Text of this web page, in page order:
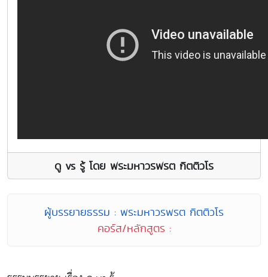
ดู vs รู้ โดย พระมหาวรพรต กิตติวโร
ผู้บรรยายธรรม : พระมหาวรพรต กิตติวโร
คอร์ส/หลักสูตร :